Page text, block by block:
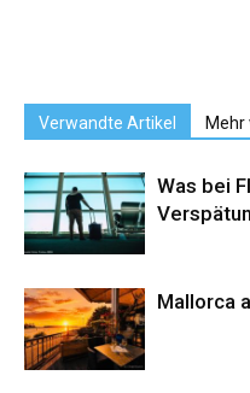
Verwandte Artikel Mehr
Was bei
Mallorca